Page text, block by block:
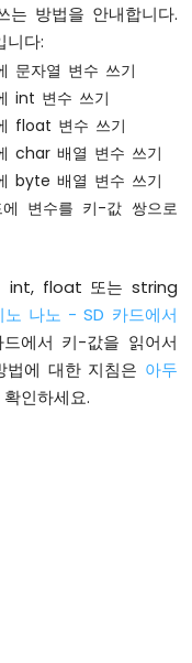
는 방법을 안내합니다.
니다:
문자열 변수 쓰기
int 변수 쓰기
float 변수 쓰기
char 배열 변수 쓰기
byte 배열 변수 쓰기
변수를 키-값 쌍으로
int, float 또는 string
노 나노 - SD 카드에서
에서 키-값을 읽어서
에 대한 지침은 아두
인하세요.